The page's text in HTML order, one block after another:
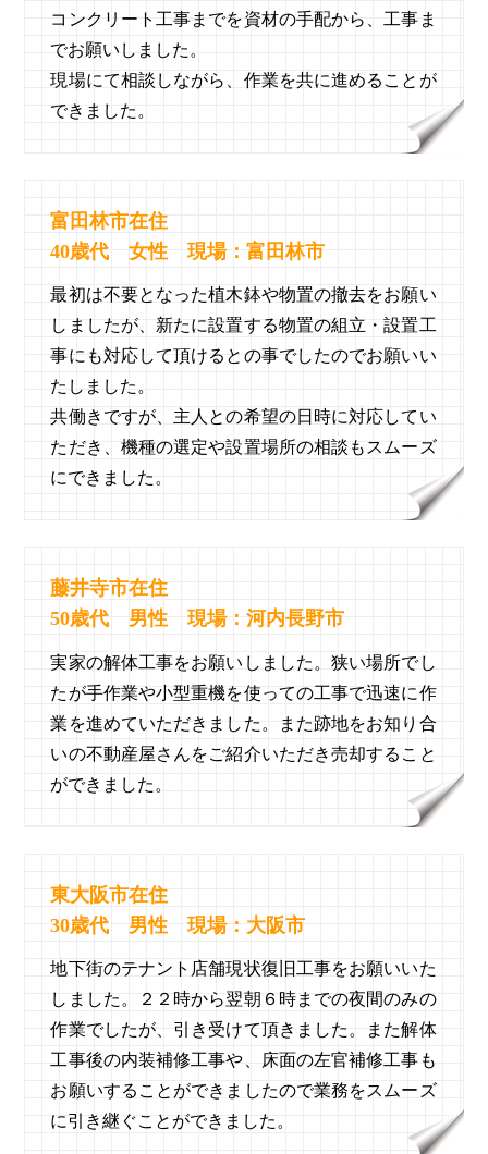
コンクリート工事までを資材の手配から、工事ま
でお願いしました。
現場にて相談しながら、作業を共に進めることが
できました。
富田林市在住
40歳代 女性 現場：富田林市
最初は不要となった植木鉢や物置の撤去をお願い
しましたが、新たに設置する物置の組立・設置工
事にも対応して頂けるとの事でしたのでお願いい
たしました。
共働きですが、主人との希望の日時に対応してい
ただき、機種の選定や設置場所の相談もスムーズ
にできました。
藤井寺市在住
50歳代 男性 現場：河内長野市
実家の解体工事をお願いしました。狭い場所でし
たが手作業や小型重機を使っての工事で迅速に作
業を進めていただきました。また跡地をお知り合
いの不動産屋さんをご紹介いただき売却すること
ができました。
東大阪市在住
30歳代 男性 現場：大阪市
地下街のテナント店舗現状復旧工事をお願いいた
しました。２２時から翌朝６時までの夜間のみの
作業でしたが、引き受けて頂きました。また解体
工事後の内装補修工事や、床面の左官補修工事も
お願いすることができましたので業務をスムーズ
に引き継ぐことができました。